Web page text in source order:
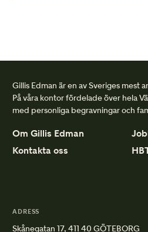
Gillis Edman är en av Sveriges mest
På våra kontor fördelade över hela
med personliga begravningar och
Om Gillis Edman
Kontakta oss
ADRESS
Skånegatan 17, 411 40 GÖTEBORG